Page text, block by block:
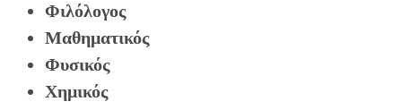
Φιλόλογος
Μαθηματικός
Φυσικός
Χημικός